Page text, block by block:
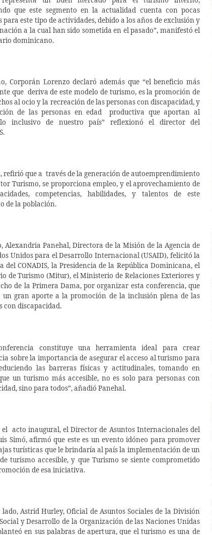
que este segmento en la actualidad cuenta con pocas
para este tipo de actividades, debido a los años de exclusión y
a la cual han sido sometida en el pasado”, manifestó el
dominicano.
Corporán Lorenzo declaró además que “el beneficio más
que deriva de este modelo de turismo, es la promoción de
al ocio y la recreación de las personas con discapacidad, y
de las personas en edad productiva que aportan al
inclusivo de nuestro país” reflexionó el director del
refirió que a través de la generación de autoemprendimiento
Turismo, se proporciona empleo, y el aprovechamiento de
competencias, habilidades, y talentos de este
de la población.
Alexandria Panehal, Directora de la Misión de la Agencia de
Unidos para el Desarrollo Internacional (USAID), felicitó la
del CONADIS, la Presidencia de la República Dominicana, el
de Turismo (Mitur), el Ministerio de Relaciones Exteriores y
de la Primera Dama, por organizar esta conferencia, que
un gran aporte a la promoción de la inclusión plena de las
con discapacidad.
constituye una herramienta ideal para crear
sobre la importancia de asegurar el acceso al turismo para
las barreras físicas y actitudinales, tomando en
un turismo más accesible, no es solo para personas con
sino para todos”, añadió Panehal.
el acto inaugural, el Director de Asuntos Internacionales del
Simó, afirmó que este es un evento idóneo para promover
turísticas que le brindaría al país la implementación de un
turismo accesible, y que Turismo se siente comprometido
de esa iniciativa.
Astrid Hurley, Oficial de Asuntos Sociales de la División
y Desarrollo de la Organización de las Naciones Unidas
en sus palabras de apertura, que el turismo es una de